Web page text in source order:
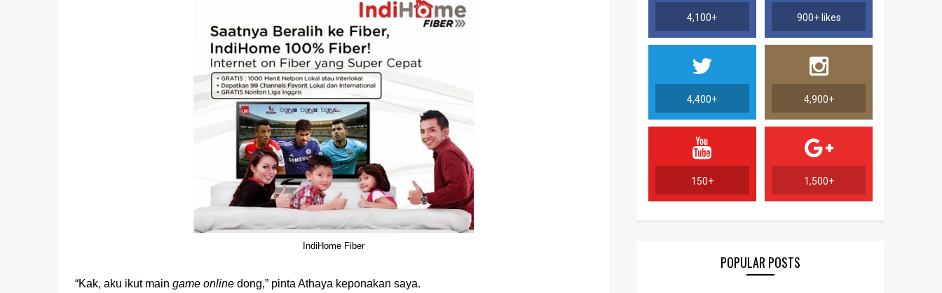
IndiHome Fiber
“Kak, aku ikut main game online dong,” pinta Athaya keponakan saya.
4,100+ 900+ likes
4,400+ 4,900+
150+ 1,500+
POPULAR POSTS